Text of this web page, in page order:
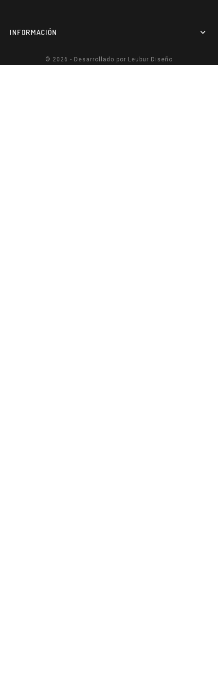
INFORMACIÓN 
© 2026 - Desarrollado por Leubur Diseño